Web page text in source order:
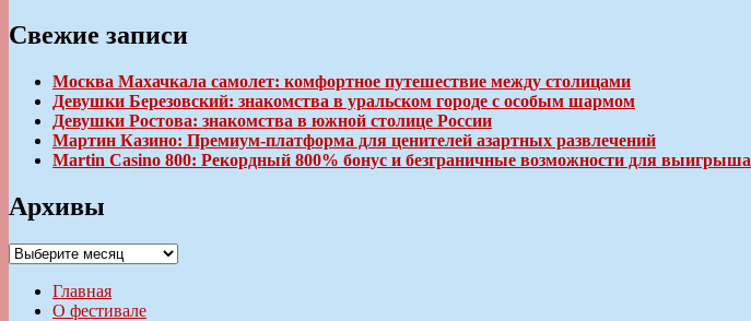
Свежие записи
Москва Махачкала самолет: комфортное путешествие между столицами
Девушки Березовский: знакомства в уральском городе с особым шармом
Девушки Ростова: знакомства в южной столице России
Мартин Казино: Премиум-платформа для ценителей азартных развлечений
Martin Casino 800: Рекордный 800% бонус и безграничные возможности для выигрыша
Архивы
Архивы
Главная
О фестивале